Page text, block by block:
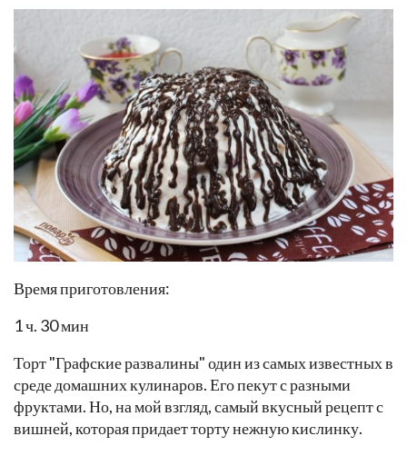
Время приготовления:
1 ч. 30 мин
Торт "Графские развалины" один из самых известных в
среде домашних кулинаров. Его пекут с разными
фруктами. Но, на мой взгляд, самый вкусный рецепт с
вишней, которая придает торту нежную кислинку.